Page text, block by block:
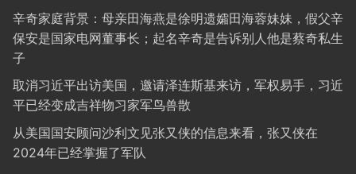
辛奇家庭背景：母亲田海燕是徐明遗孀田海蓉妹妹，假父辛
保安是国家电网董事长；起名辛奇是告诉别人他是蔡奇私生
子
取消习近平出访美国，邀请泽连斯基来访，军权易手，习近
平已经变成吉祥物习家军鸟兽散
从美国国安顾问沙利文见张又侠的信息来看，张又侠在
2024年已经掌握了军队